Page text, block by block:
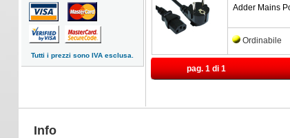
Tutti i prezzi sono IVA esclusa.
Adder Mains
Ordinabile
pag. 1 di 1
Info